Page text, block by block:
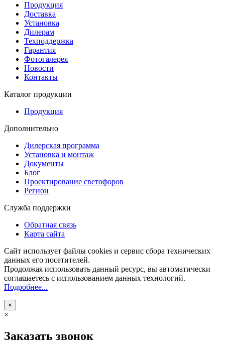
Продукция
Доставка
Установка
Дилерам
Техподдержка
Гарантия
Фотогалерея
Новости
Контакты
Каталог продукции
Продукция
Дополнительно
Дилерская программа
Установка и монтаж
Документы
Блог
Проектирование светофоров
Регион
Служба поддержки
Обратная связь
Карта сайта
Сайт использует файлы cookies и сервис сбора технических
данных его посетителей.
Продолжая использовать данный ресурс, вы автоматически
соглашаетесь с использованием данных технологий.
Подробнее...
×
×
Заказать звонок